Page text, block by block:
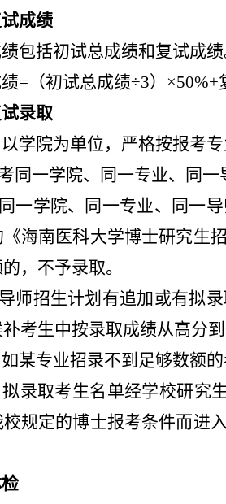
成绩
包括初试总成绩和复试成绩
=（初试总成绩÷3）×50%+
录取
以学院为单位，严格按报考
同一学院、同一专业、同
一学院、同一专业、同一
《海南医科大学博士研究
，不予录取。
师招生计划有追加或有拟
考生中按录取成绩从高分到
如某专业招录不到足够数额
拟录取考生名单经学校研
规定的博士报考条件而进